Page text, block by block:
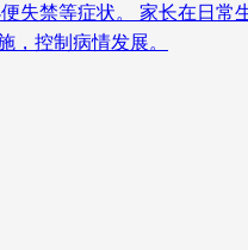
失禁等症状。 家长在日常
，控制病情发展。